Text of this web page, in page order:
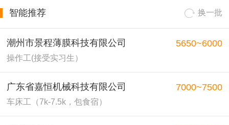
智能推荐 换一批
潮州市景程薄膜科技有限公司
操作工(接受实习生）
5650~6000
广东省嘉恒机械科技有限公司
车床工（7k-7.5k，包食宿）
7000~7500